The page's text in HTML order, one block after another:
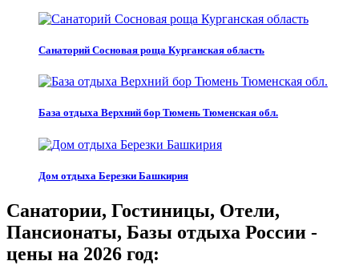
Санаторий Сосновая роща Курганская область
База отдыха Верхний бор Тюмень Тюменская обл.
Дом отдыха Березки Башкирия
Санатории, Гостиницы, Отели,
Пансионаты, Базы отдыха России -
цены на 2026 год: